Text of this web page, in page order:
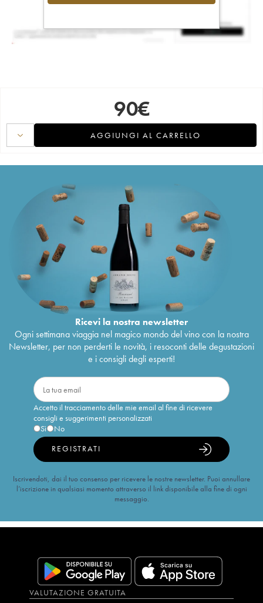
90€
AGGIUNGI AL CARRELLO
Ricevi la nostra newsletter
Ogni settimana viaggia nel magico mondo del vino con la nostra
Newsletter, per non perderti le novità, i resoconti delle degustazioni
e i consigli degli esperti!
Accetto il tracciamento delle mie email al fine di ricevere
consigli e suggerimenti personalizzati
Sì
No
REGISTRATI
Iscrivendoti, dai il tuo consenso per ricevere le nostre newsletter. Puoi annullare
l’iscrizione in qualsiasi momento attraverso il link disponibile alla fine di ogni
messaggio.
VALUTAZIONE GRATUITA